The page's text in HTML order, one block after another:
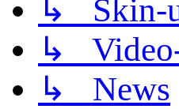
↳ Skin-
↳
↳ News